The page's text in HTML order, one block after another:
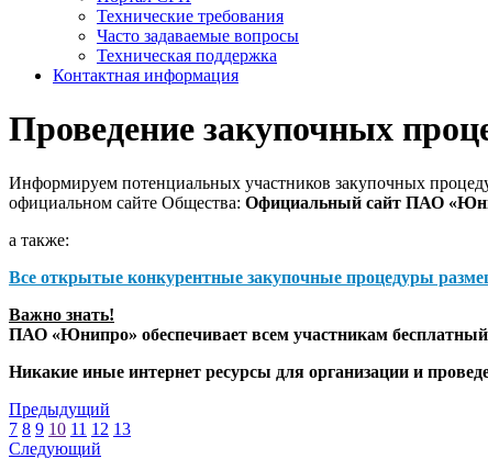
Технические требования
Часто задаваемые вопросы
Техническая поддержка
Контактная информация
Проведение закупочных
Информируем потенциальных участников закупочных
официальном сайте Общества: Официальный сайт ПАО
а также:
Все открытые конкурентные закупочные процедуры
Важно знать!
ПАО «Юнипро» обеспечивает всем участникам
Никакие иные интернет ресурсы для организации и
Предыдущий
7 8 9 10 11 12 13
Следующий